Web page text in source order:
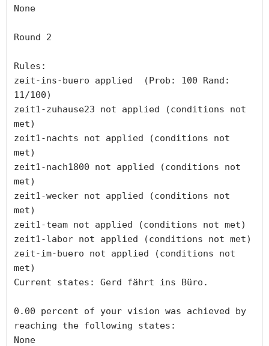
None
Round 2
Rules:
zeit-ins-buero applied  (Prob: 100 Rand:
11/100)
zeit1-zuhause23 not applied (conditions not
met)
zeit1-nachts not applied (conditions not
met)
zeit1-nach1800 not applied (conditions not
met)
zeit1-wecker not applied (conditions not
met)
zeit1-team not applied (conditions not met)
zeit1-labor not applied (conditions not met)
zeit-im-buero not applied (conditions not
met)
Current states: Gerd fährt ins Büro.
0.00 percent of your vision was achieved by
reaching the following states:
None